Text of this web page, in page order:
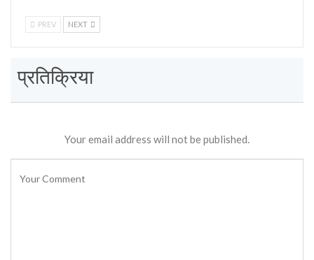
PREV NEXT
प्रतिक्रिया
Your email address will not be published.